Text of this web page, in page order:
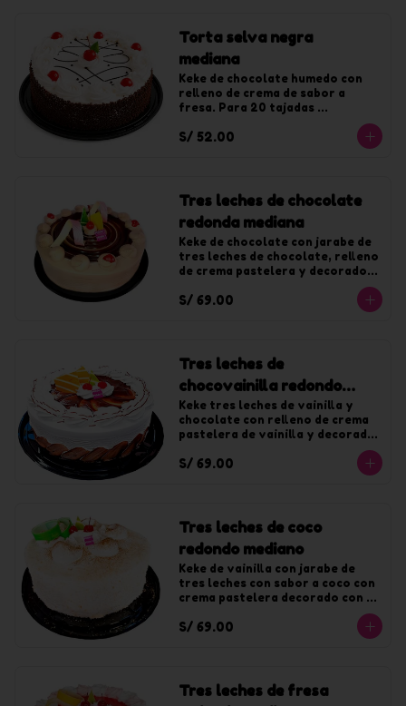
Torta selva negra
mediana
Keke de chocolate humedo con
relleno de crema de sabor a
fresa. Para 20 tajadas
S/ 52.00
Tres leches de chocolate
redonda mediana
Keke de chocolate con jarabe de
tres leches de chocolate, relleno
de crema pastelera y decorado
con chocolate. Para 20 tajadas.
S/ 69.00
Tres leches de
chocovainilla redondo
mediano
Keke tres leches de vainilla y
chocolate con relleno de crema
pastelera de vainilla y decorado
Para 20 tajadas.
S/ 69.00
Tres leches de coco
redondo mediano
Keke de vainilla con jarabe de
tres leches con sabor a coco con
crema pastelera decorado con
Para 20 tajadas.
S/ 69.00
Tres leches de fresa